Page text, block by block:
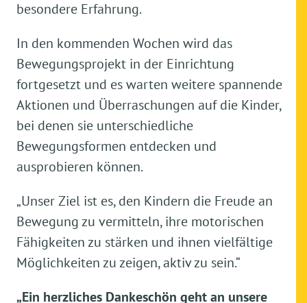
besondere Erfahrung.
In den kommenden Wochen wird das
Bewegungsprojekt in der Einrichtung
fortgesetzt und es warten weitere spannende
Aktionen und Überraschungen auf die Kinder,
bei denen sie unterschiedliche
Bewegungsformen entdecken und
ausprobieren können.
„Unser Ziel ist es, den Kindern die Freude an
Bewegung zu vermitteln, ihre motorischen
Fähigkeiten zu stärken und ihnen vielfältige
Möglichkeiten zu zeigen, aktiv zu sein.“
„Ein herzliches Dankeschön geht an unsere